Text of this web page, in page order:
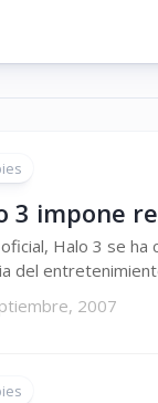
3 impone
Halo 3 se
del
2007